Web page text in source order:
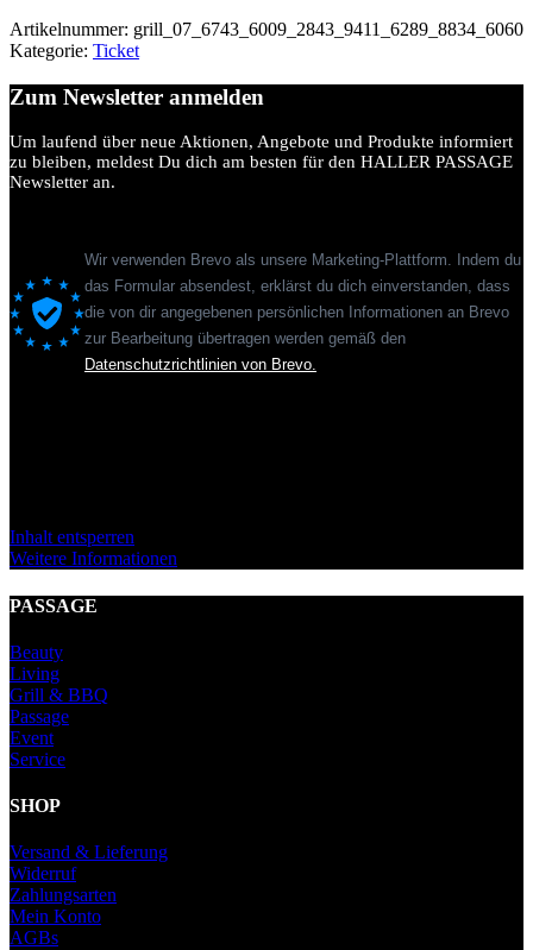
Artikelnummer: grill_07_6743_6009_2843_9411_6289_8834_6060
Kategorie: Ticket
Zum Newsletter anmelden
Um laufend über neue Aktionen, Angebote und Produkte informiert
zu bleiben, meldest Du dich am besten für den HALLER PASSAGE
Newsletter an.
Wir verwenden Brevo als unsere Marketing-Plattform. Indem du
das Formular absendest, erklärst du dich einverstanden, dass
die von dir angegebenen persönlichen Informationen an Brevo
zur Bearbeitung übertragen werden gemäß den
Datenschutzrichtlinien von Brevo.
Inhalt entsperren
Weitere Informationen
PASSAGE
Beauty
Living
Grill & BBQ
Passage
Event
Service
SHOP
Versand & Lieferung
Widerruf
Zahlungsarten
Mein Konto
AGBs